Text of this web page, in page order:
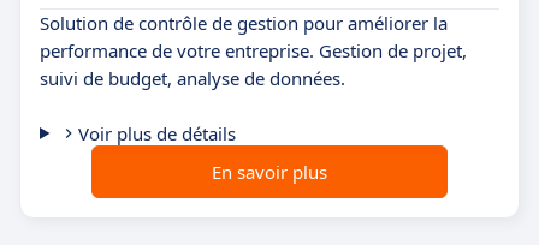
Solution de contrôle de gestion pour améliorer la
performance de votre entreprise. Gestion de projet,
suivi de budget, analyse de données.
Voir plus de détails
En savoir plus